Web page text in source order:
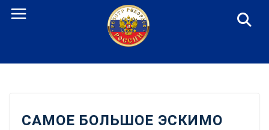
Перейти
САМОЕ БОЛЬШОЕ ЭСКИМО